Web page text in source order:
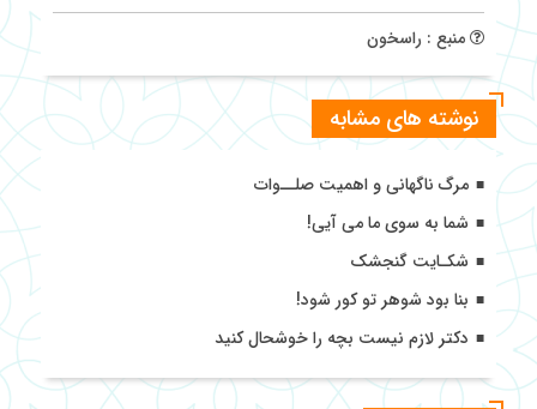
منبع : راسخون
نوشته های مشابه
مرگ ناگهانی و اهمیت صلــوات
شما به سوی ما می آیی!
شکـایت گنجشک
بنا بود شوهر تو کور شود!
دکتر لازم نیست بچه را خوشحال کنید